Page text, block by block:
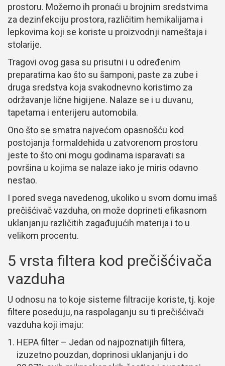
prostoru. Možemo ih pronaći u brojnim sredstvima
za dezinfekciju prostora, različitim hemikalijama i
lepkovima koji se koriste u proizvodnji nameštaja i
stolarije.
Tragovi ovog gasa su prisutni i u određenim
preparatima kao što su šamponi, paste za zube i
druga sredstva koja svakodnevno koristimo za
održavanje lične higijene. Nalaze se i u duvanu,
tapetama i enterijeru automobila.
Ono što se smatra najvećom opasnošću kod
postojanja formaldehida u zatvorenom prostoru
jeste to što oni mogu godinama isparavati sa
površina u kojima se nalaze iako je miris odavno
nestao.
I pored svega navedenog, ukoliko u svom domu imaš
prečišćivač vazduha, on može doprineti efikasnom
uklanjanju različitih zagađujućih materija i to u
velikom procentu.
5 vrsta filtera kod prečišćivača
vazduha
U odnosu na to koje sisteme filtracije koriste, tj. koje
filtere poseduju, na raspolaganju su ti prečišćivači
vazduha koji imaju:
HEPA filter – Jedan od najpoznatijih filtera,
izuzetno pouzdan, doprinosi uklanjanju i do